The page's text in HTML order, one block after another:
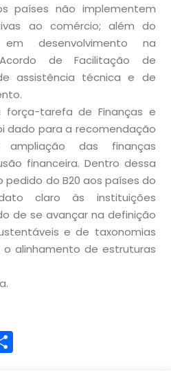
países não implementem
ao comércio; além do
desenvolvimento na
de Facilitação de
assistência técnica e de
tarefa de Finanças e
dado para a recomendação
das finanças
financeira. Dentro dessa
do B20 aos países do
claro às instituições
de se avançar na definição
e de taxonomias
alinhamento de estruturas